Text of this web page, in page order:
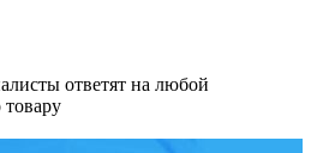
ответят на любой